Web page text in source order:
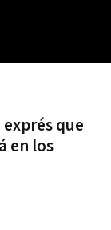
que
en los